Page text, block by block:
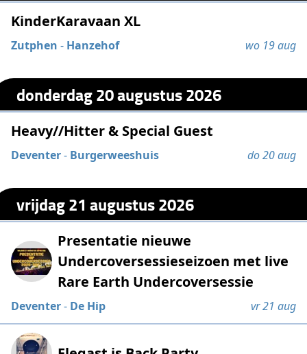
KinderKaravaan XL
Zutphen - Hanzehof wo 19 aug
donderdag 20 augustus 2026
Heavy//Hitter & Special Guest
Deventer- Burgerweeshuis do 20 aug
vrijdag 21 augustus 2026
Presentatie nieuwe
Undercoversessieseizoen met live
Rare Earth Undercoversessie
Deventer- De Hip vr 21 aug